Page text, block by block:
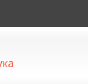
на сайте